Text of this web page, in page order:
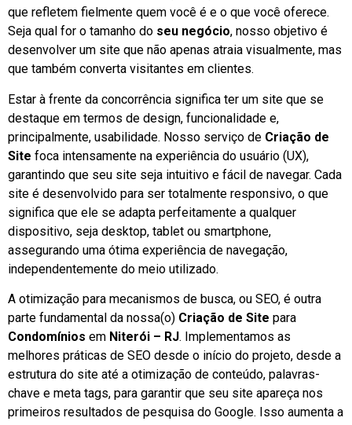
que refletem fielmente quem você é e o que você oferece.
Seja qual for o tamanho do seu negócio, nosso objetivo é
desenvolver um site que não apenas atraia visualmente, mas
que também converta visitantes em clientes.
Estar à frente da concorrência significa ter um site que se
destaque em termos de design, funcionalidade e,
principalmente, usabilidade. Nosso serviço de Criação de
Site foca intensamente na experiência do usuário (UX),
garantindo que seu site seja intuitivo e fácil de navegar. Cada
site é desenvolvido para ser totalmente responsivo, o que
significa que ele se adapta perfeitamente a qualquer
dispositivo, seja desktop, tablet ou smartphone,
assegurando uma ótima experiência de navegação,
independentemente do meio utilizado.
A otimização para mecanismos de busca, ou SEO, é outra
parte fundamental da nossa(o) Criação de Site para
Condomínios em Niterói – RJ. Implementamos as
melhores práticas de SEO desde o início do projeto, desde a
estrutura do site até a otimização de conteúdo, palavras-
chave e meta tags, para garantir que seu site apareça nos
primeiros resultados de pesquisa do Google. Isso aumenta a